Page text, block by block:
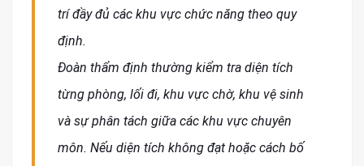
trí đầy đủ các khu vực chức năng theo quy
định.
Đoàn thẩm định thường kiểm tra diện tích
từng phòng, lối đi, khu vực chờ, khu vệ sinh
và sự phân tách giữa các khu vực chuyên
môn. Nếu diện tích không đạt hoặc cách bố